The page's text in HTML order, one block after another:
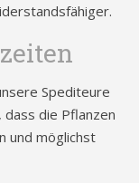
Spediteure
dass die Pflanzen
und möglichst